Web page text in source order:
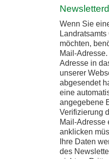
Wenn Sie
möchten,
Mail-
Adresse in
unserer
abgesendet
eine
angegebene
Verifizierung
Mail-Adresse
anklicken
Ihre Daten
des